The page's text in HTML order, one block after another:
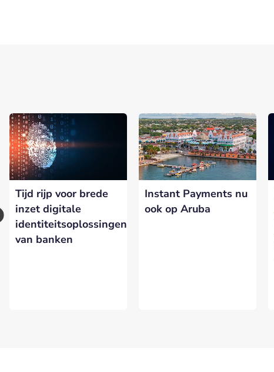
Partnerships bij Banken.nl
Een partnership met Banken.nl biedt diverse mogelijkheden om je
het platform voor de Nederlandse bankensector.
Geïnteresseerd in meer informatie?
Laat hieronder je gegevens achter.
Tijd rijp voor brede
inzet digitale
identiteitsoplossingen
van banken
Instant Payments nu
ook op Aruba